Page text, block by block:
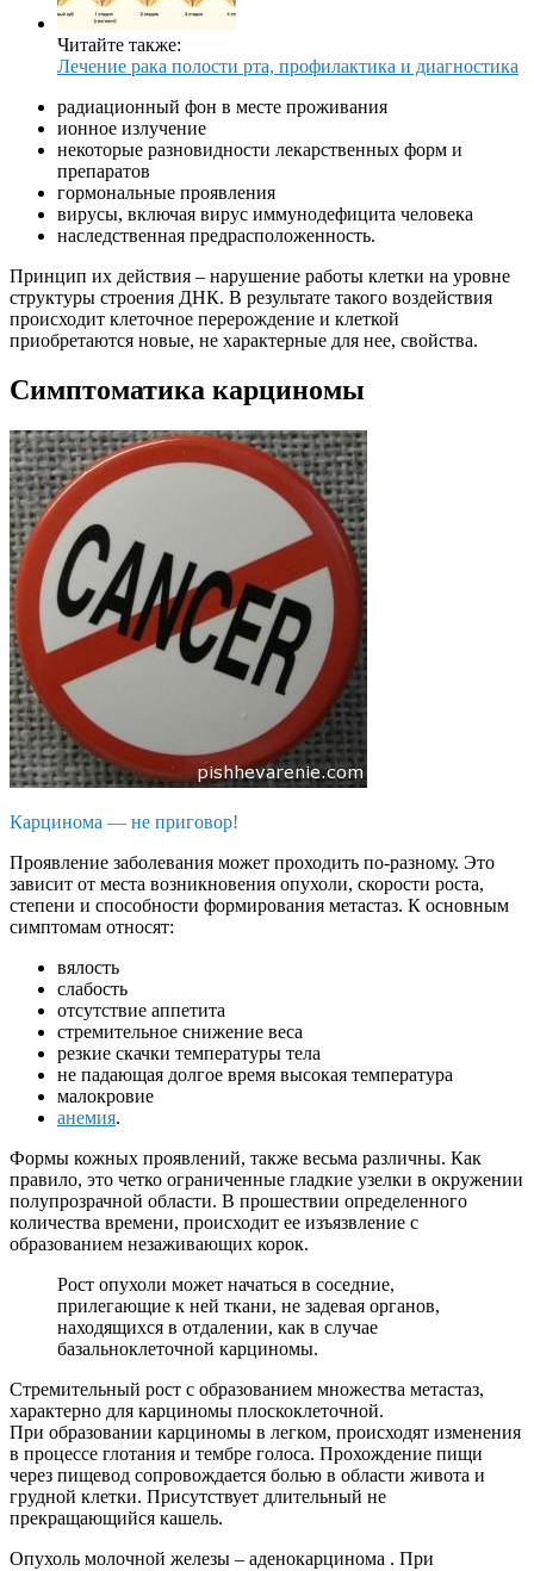
Читайте также:
Лечение рака полости рта, профилактика и диагностика
радиационный фон в месте проживания
ионное излучение
некоторые разновидности лекарственных форм и
препаратов
гормональные проявления
вирусы, включая вирус иммунодефицита человека
наследственная предрасположенность.
Принцип их действия – нарушение работы клетки на уровне
структуры строения ДНК. В результате такого воздействия
происходит клеточное перерождение и клеткой
приобретаются новые, не характерные для нее, свойства.
Симптоматика карциномы
Карцинома — не приговор!
Проявление заболевания может проходить по-разному. Это
зависит от места возникновения опухоли, скорости роста,
степени и способности формирования метастаз. К основным
симптомам относят:
вялость
слабость
отсутствие аппетита
стремительное снижение веса
резкие скачки температуры тела
не падающая долгое время высокая температура
малокровие
анемия.
Формы кожных проявлений, также весьма различны. Как
правило, это четко ограниченные гладкие узелки в окружении
полупрозрачной области. В прошествии определенного
количества времени, происходит ее изъязвление с
образованием незаживающих корок.
Рост опухоли может начаться в соседние,
прилегающие к ней ткани, не задевая органов,
находящихся в отдалении, как в случае
базальноклеточной карциномы.
Стремительный рост с образованием множества метастаз,
характерно для карциномы плоскоклеточной.
При образовании карциномы в легком, происходят изменения
в процессе глотания и тембре голоса. Прохождение пищи
через пищевод сопровождается болью в области живота и
грудной клетки. Присутствует длительный не
прекращающийся кашель.
Опухоль молочной железы – аденокарцинома . При